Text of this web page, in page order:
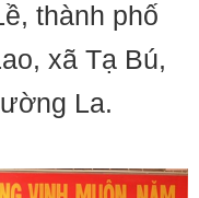
thành phố
xã Tạ Bú,
La.